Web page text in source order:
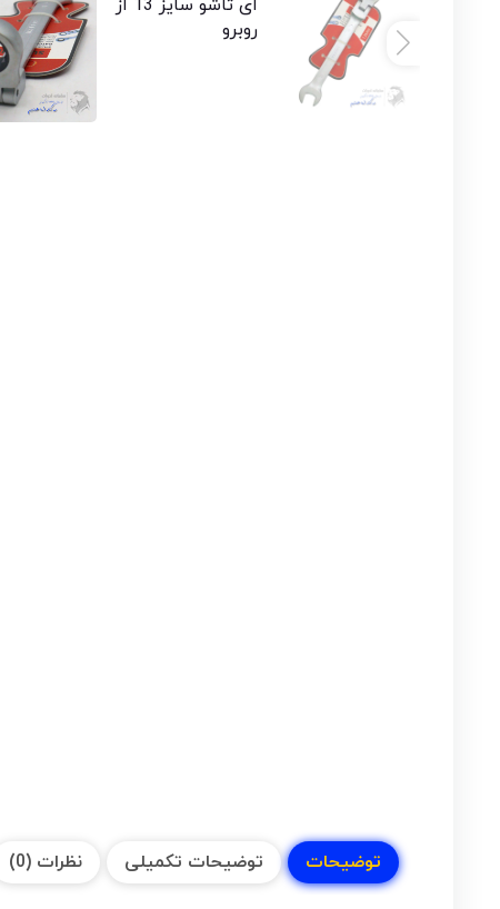
توضیحات توضیحات تکمیلی نظرات (0)